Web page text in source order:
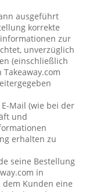
ausgeführt
korrekte
zur
unverzüglich
(einschließlich
Mail (wie bei der
und
erhalten zu
seine Bestellung
in
dem Kunden eine